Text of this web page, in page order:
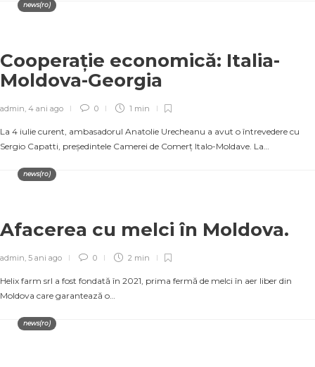
news(ro)
Cooperație economică: Italia-
Moldova-Georgia
admin, 4 ani ago 0 1 min
La 4 iulie curent, ambasadorul Anatolie Urecheanu a avut o întrevedere cu
Sergio Capatti, președintele Camerei de Comerț Italo-Moldave. La…
news(ro)
Afacerea cu melci în Moldova.
admin, 5 ani ago 0 2 min
Helix farm srl a fost fondată în 2021, prima fermă de melci în aer liber din
Moldova care garantează o…
news(ro)